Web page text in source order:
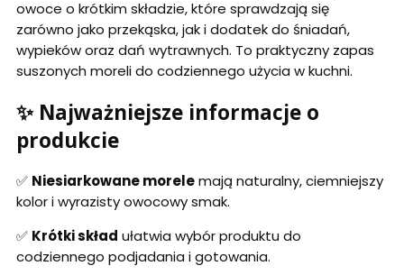
owoce o krótkim składzie, które sprawdzają się
zarówno jako przekąska, jak i dodatek do śniadań,
wypieków oraz dań wytrawnych. To praktyczny zapas
suszonych moreli do codziennego użycia w kuchni.
✨ Najważniejsze informacje o
produkcie
✅ Niesiarkowane morelemają naturalny, ciemniejszy
kolor i wyrazisty owocowy smak.
✅ Krótki skład ułatwia wybór produktu do
codziennego podjadania i gotowania.